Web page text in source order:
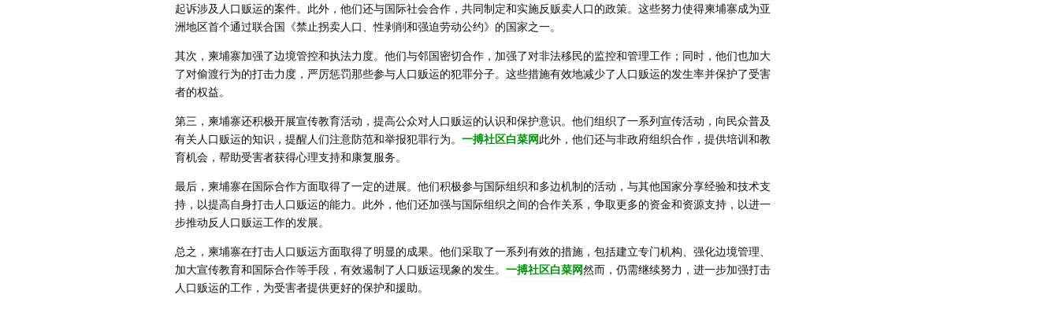
起诉涉及人口贩运的案件。此外，他们还与国际社会合作，共同制定和实施反贩卖人口的政策。这些努力使得柬埔寨成为亚
洲地区首个通过联合国《禁止拐卖人口、性剥削和强迫劳动公约》的国家之一。
其次，柬埔寨加强了边境管控和执法力度。他们与邻国密切合作，加强了对非法移民的监控和管理工作；同时，他们也加大
了对偷渡行为的打击力度，严厉惩罚那些参与人口贩运的犯罪分子。这些措施有效地减少了人口贩运的发生率并保护了受害
者的权益。
第三，柬埔寨还积极开展宣传教育活动，提高公众对人口贩运的认识和保护意识。他们组织了一系列宣传活动，向民众普及
有关人口贩运的知识，提醒人们注意防范和举报犯罪行为。 一搏社区白菜网此外，他们还与非政府组织合作，提供培训和教
育机会，帮助受害者获得心理支持和康复服务。
最后，柬埔寨在国际合作方面取得了一定的进展。他们积极参与国际组织和多边机制的活动，与其他国家分享经验和技术支
持，以提高自身打击人口贩运的能力。此外，他们还加强与国际组织之间的合作关系，争取更多的资金和资源支持，以进一
步推动反人口贩运工作的发展。
总之，柬埔寨在打击人口贩运方面取得了明显的成果。他们采取了一系列有效的措施，包括建立专门机构、强化边境管理、
加大宣传教育和国际合作等手段，有效遏制了人口贩运现象的发生。 一搏社区白菜网然而，仍需继续努力，进一步加强打击
人口贩运的工作，为受害者提供更好的保护和援助。